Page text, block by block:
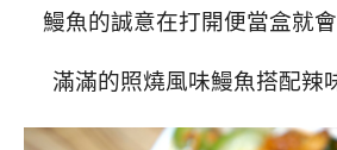
鰻魚的誠意在打開便當盒就
滿滿的照燒風味鰻魚搭配辣